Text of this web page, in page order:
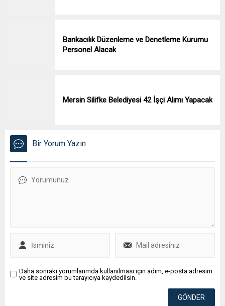
Bankacılık Düzenleme ve Denetleme Kurumu
Personel Alacak
Mersin Silifke Belediyesi 42 İşçi Alımı Yapacak
Bir Yorum Yazın
Daha sonraki yorumlarımda kullanılması için adım, e-posta adresim
ve site adresim bu tarayıcıya kaydedilsin.